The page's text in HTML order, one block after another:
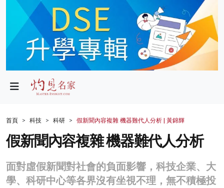
政局
財經
生活
商業
首頁 科技 科研 假新聞內容複雜 機器難代人分析 | 黃錦輝
假新聞內容複雜 機器難代人分析
面對虛假新聞對社會的負面影響，科技企業、大
學、科研中心等各界沒有坐視不理，無不積極投